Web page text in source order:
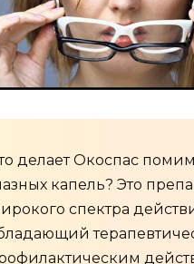
делает Окоспас
капель? Это
спектра